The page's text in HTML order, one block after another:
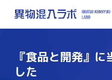
『食品と開発』
した